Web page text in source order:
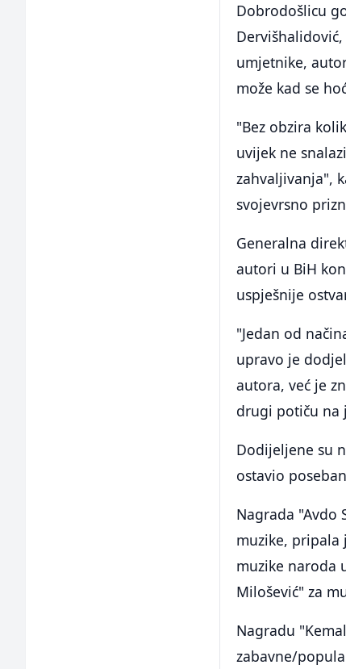
Dobrodošlicu
umjetnike,
može kad se
"Bez obzira
uvijek ne
zahvaljivanja",
svojevrsno
Generalna
autori u BiH
uspješnije
"Jedan od
upravo je
autora, već je
drugi potiču na
Dodijeljene su
ostavio
Nagrada "Avdo
muzike, pripala
muzike naroda
Milošević" za
Nagradu
zabavne/